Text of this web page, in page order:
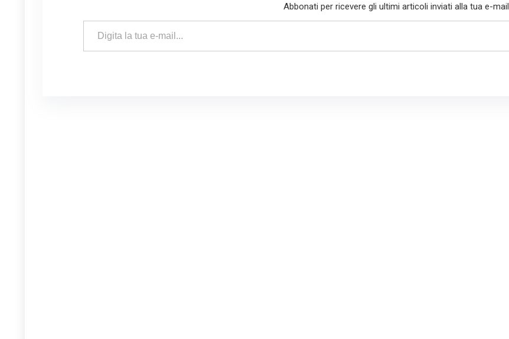
Abbonati per ricevere gli ultimi articoli inviati alla tua e-mail.
Digita la tua e-mail...